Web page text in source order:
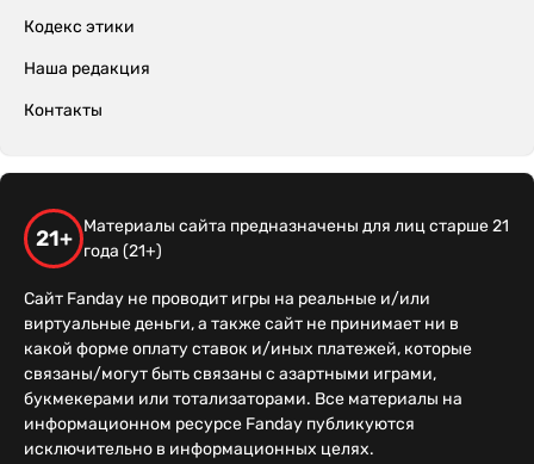
Кодекс этики
Наша редакция
Контакты
21+
Материалы сайта предназначены для лиц старше 21
года (21+)
Сайт Fanday не проводит игры на реальные и/или
виртуальные деньги, а также сайт не принимает ни в
какой форме оплату ставок и/иных платежей, которые
связаны/могут быть связаны с азартными играми,
букмекерами или тотализаторами. Все материалы на
информационном ресурсе Fanday публикуются
исключительно в информационных целях.